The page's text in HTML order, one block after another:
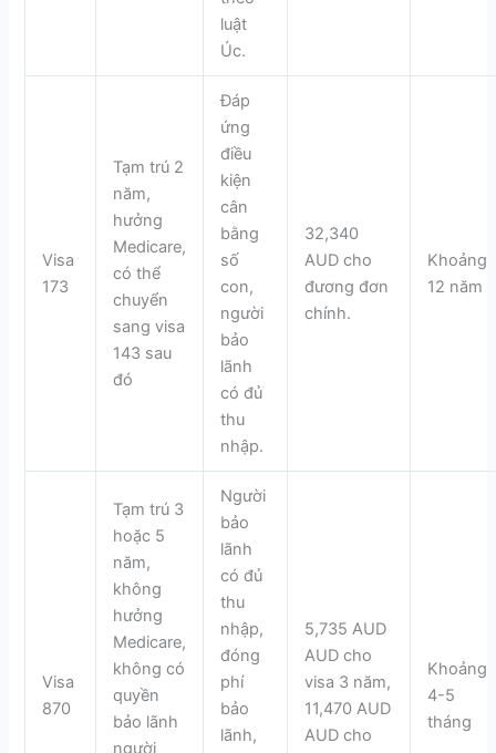
luật
Úc.
Visa
173
Tạm trú 2
năm,
hưởng
Medicare,
có thể
chuyển
sang visa
143 sau
đó
Đáp
ứng
điều
kiện
cân
bằng
số
con,
người
bảo
lãnh
có đủ
thu
nhập.
32,340
AUD cho
đương đơn
chính.
Khoảng
12 năm
Visa
870
Tạm trú 3
hoặc 5
năm,
không
hưởng
Medicare,
không có
quyền
bảo lãnh
người
Người
bảo
lãnh
có đủ
thu
nhập,
đóng
phí
bảo
lãnh,
5,735 AUD
AUD cho
visa 3 năm,
11,470 AUD
AUD cho
Khoảng
4-5
tháng